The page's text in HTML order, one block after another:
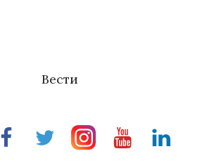
Вести
FacebookTwitterInstragramYoutubeLinkedin